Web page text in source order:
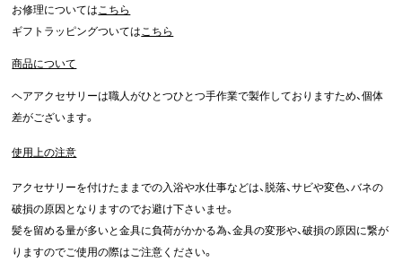
お修理についてはこちら
ギフトラッピングついてはこちら
商品について
ヘアアクセサリーは職人がひとつひとつ手作業で製作しておりますため、個体
差がございます。
使用上の注意
アクセサリーを付けたままでの入浴や水仕事などは、脱落、サビや変色、バネの
破損の原因となりますのでお避け下さいませ。
髪を留める量が多いと金具に負荷がかかる為、金具の変形や、破損の原因に繋が
りますのでご使用の際はご注意ください。